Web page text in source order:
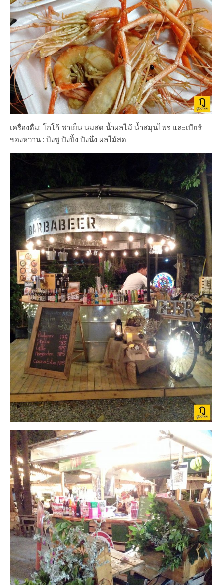
เครื่องดื่ม: โกโก้ ชาเย็น นมสด น้ำผลไม้ น้ำสมุนไพร และเบียร์
ของหวาน : บิงซู ปังปิ้ง ปังนึ่ง ผลไม้สด